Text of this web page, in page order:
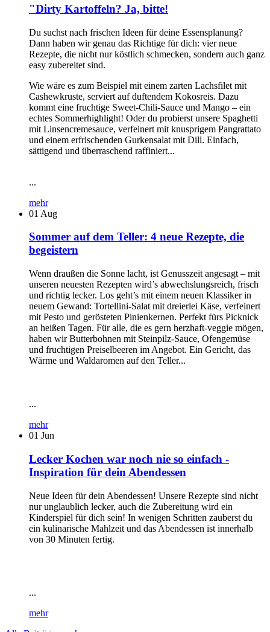
"Dirty Kartoffeln? Ja, bitte!
Du suchst nach frischen Ideen für deine Essensplanung?
Dann haben wir genau das Richtige für dich: vier neue
Rezepte, die nicht nur köstlich schmecken, sondern auch ganz
easy zubereitet sind.
Wie wäre es zum Beispiel mit einem zarten Lachsfilet mit
Cashewkruste, serviert auf duftendem Kokosreis. Dazu
kommt eine fruchtige Sweet-Chili-Sauce und Mango – ein
echtes Sommerhighlight! Oder du probierst unsere Spaghetti
mit Linsencremesauce, verfeinert mit knusprigem Pangrattato
und einem erfrischenden Gurkensalat mit Dill. Einfach,
sättigend und überraschend raffiniert...
...
mehr
01 Aug
Sommer auf dem Teller: 4 neue Rezepte, die
begeistern
Wenn draußen die Sonne lacht, ist Genusszeit angesagt – mit
unseren neuesten Rezepten wird’s abwechslungsreich, frisch
und richtig lecker. Los geht’s mit einem neuen Klassiker in
neuem Gewand: Tortellini-Salat mit dreierlei Käse, verfeinert
mit Pesto und gerösteten Pinienkernen. Perfekt fürs Picknick
an heißen Tagen. Für alle, die es gern herzhaft-veggie mögen,
haben wir Butterbohnen mit Steinpilz-Sauce, Ofengemüse
und fruchtigen Preiselbeeren im Angebot. Ein Gericht, das
Wärme und Waldaromen auf den Teller...
...
mehr
01 Jun
Lecker Kochen war noch nie so einfach -
Inspiration für dein Abendessen
Neue Ideen für dein Abendessen! Unsere Rezepte sind nicht
nur unglaublich lecker, auch die Zubereitung wird ein
Kinderspiel für dich sein! In wenigen Schritten zauberst du
ein kulinarische Mahlzeit und das Abendessen ist innerhalb
von 30 Minuten fertig.
...
mehr